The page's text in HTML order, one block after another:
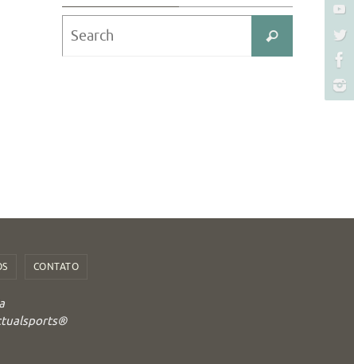
Search
Search
CONTATO